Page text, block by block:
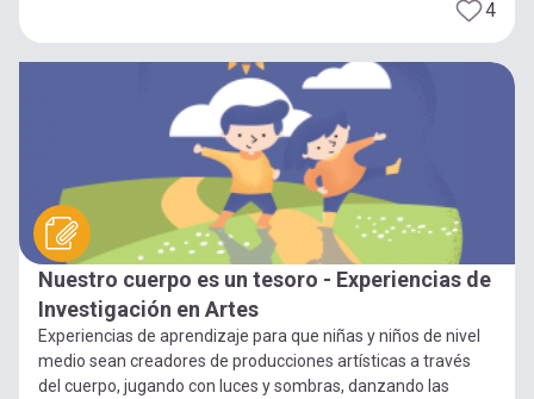
4
Nuestro cuerpo es un tesoro - Experiencias de
Investigación en Artes
Experiencias de aprendizaje para que niñas y niños de nivel
medio sean creadores de producciones artísticas a través
del cuerpo, jugando con luces y sombras, danzando las